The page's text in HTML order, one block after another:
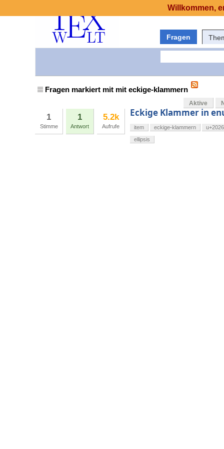
Fragen
Fragen markiert mit mit eckige-klammern
Aktive
1
Stimme
1
Antwort
5.2k
Aufrufe
Eckige Klammer in
item eckige-klammern
u+2026
ellipsis
Willkommen,